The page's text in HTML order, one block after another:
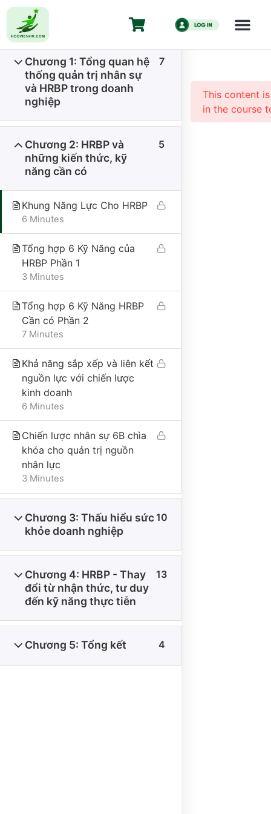
Trang chủ All Courses
Kiến Thức HR
HR Business Partner Từ ZERO đến HERO – Tư duy
chiến lược cho HR
HR Business
duy chiến
Chương 1: Tổng quan hệ
thống quản trị nhân sự
và HRBP trong doanh
nghiệp
7
Chương 2: HRBP và
những kiến thức, kỹ
năng cần có
5
Khung Năng Lực Cho HRBP
6 Minutes
Tổng hợp 6 Kỹ Năng của
HRBP Phần 1
3 Minutes
Tổng hợp 6 Kỹ Năng HRBP
Cần có Phần 2
7 Minutes
Khả năng sắp xếp và liên kết
nguồn lực với chiến lược
kinh doanh
6 Minutes
Chiến lược nhân sự 6B chìa
khóa cho quản trị nguồn
nhân lực
3 Minutes
Chương 3: Thấu hiểu sức
khỏe doanh nghiệp
10
Chương 4: HRBP - Thay
đổi từ nhận thức, tư duy
đến kỹ năng thực tiễn
13
Chương 5: Tổng kết 4
This content
in the course
CÔNG TY CỔ PHẦN HỌC VIỆN HR
Giấy CNĐKKD số 0110335457 do Sở Kế hoạch và Đầu tư thành
phố Hà Nội đăng ký thay đổi lần 1 ngày 18/01/2024.
Địa chỉ trụ sở chính: Số 25A, phố Trần Bình
Trọng, phường Cửa Nam, thành phố Hà Nội, Việt
Nam
Điện thoại: 0865495998
Email: hongduyen2206@gmail.com
VỀ CÔNG TY
Giới thiệu
Liên hệ
Tư vấn
Thư viện
Nhận tài liệu miễn phí
Cộng đồng 101QTNS
ĐIỀU KIỆN GIAO DỊCH CHUNG